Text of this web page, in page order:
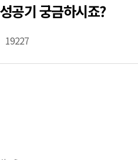
공기 궁금하시죠?
19227